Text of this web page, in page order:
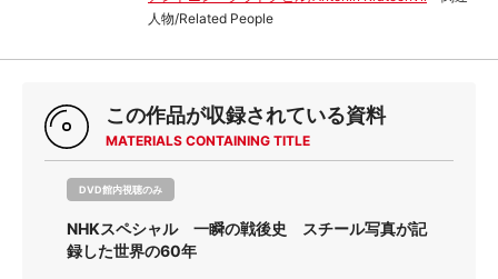
人物/Related People
この作品が収録されている資料
MATERIALS CONTAINING TITLE
DVD館内視聴のみ
NHKスペシャル 一瞬の戦後史 スチール写真が記
録した世界の60年